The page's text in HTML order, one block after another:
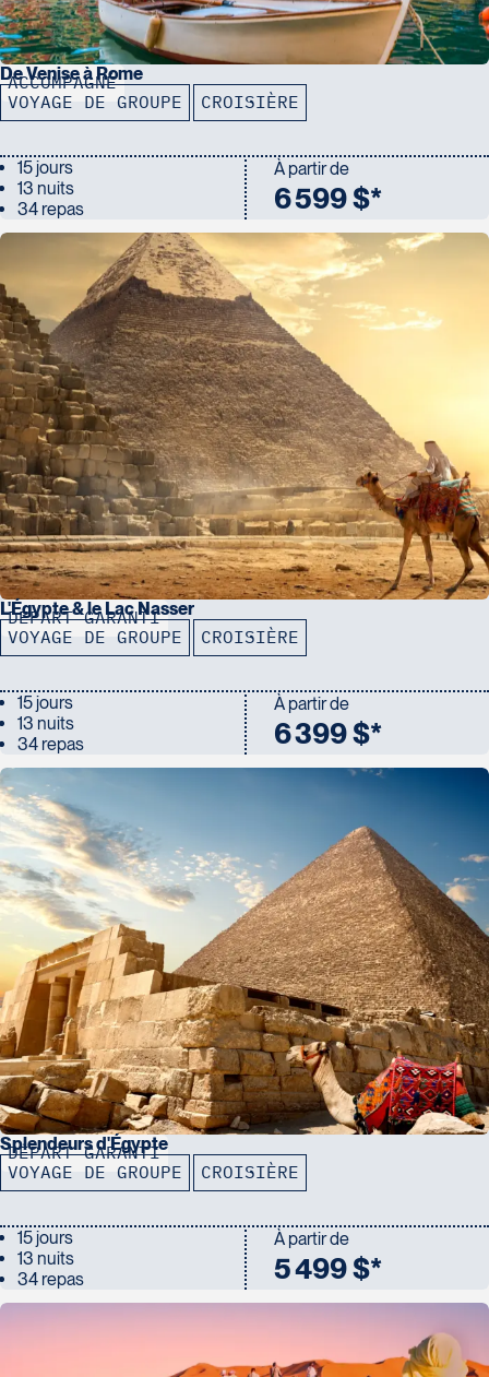
ACCOMPAGNÉ
De Venise à Rome
VOYAGE DE GROUPE CROISIÈRE
15 jours
13 nuits
34 repas
À partir de
6 599 $*
DÉPART GARANTI
L'Égypte & le Lac Nasser
VOYAGE DE GROUPE CROISIÈRE
15 jours
13 nuits
34 repas
À partir de
6 399 $*
DÉPART GARANTI
Splendeurs d'Égypte
VOYAGE DE GROUPE CROISIÈRE
15 jours
13 nuits
34 repas
À partir de
5 499 $*